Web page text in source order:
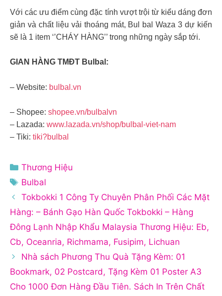
Với các ưu điểm cùng đặc tính vượt trội từ kiểu dáng đơn
giản và chất liệu vải thoáng mát, Bul bal Waza 3 dự kiến
sẽ là 1 item ‘’CHÁY HÀNG’’ trong những ngày sắp tới.
GIAN HÀNG TMĐT Bulbal:
– Website: bulbal.vn
– Shopee: shopee.vn/bulbalvn
– Lazada: www.lazada.vn/shop/bulbal-viet-nam
– Tiki: tiki?bulbal
Danh
mục
Thương Hiệu
Thẻ
Bulbal
Tokbokki 1 Công Ty Chuyên Phân Phối Các Mặt
Hàng: – Bánh Gạo Hàn Quốc Tokbokki – Hàng
Đông Lạnh Nhập Khẩu Malaysia Thương Hiệu: Eb,
Cb, Oceanria, Richmama, Fusipim, Lichuan
Nhà sách Phương Thu Quà Tặng Kèm: 01
Bookmark, 02 Postcard, Tặng Kèm 01 Poster A3
Cho 1000 Đơn Hàng Đầu Tiên. Sách In Trên Chất